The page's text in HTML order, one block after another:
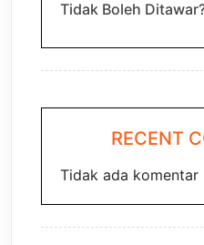
Tidak Boleh
RECENT
Tidak ada